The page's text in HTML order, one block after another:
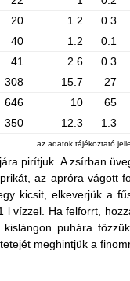
20 1.2 0.3
40 1.2 0.1
41 2.6 0.3
308 15.7 27
646 10 65
350 12.3 1.3
az adatok tájékoztató
pirítjuk. A zsírban
az apróra vágott
kicsit, elkeverjük a
vízzel. Ha felforrt,
puhára
meghintjük a